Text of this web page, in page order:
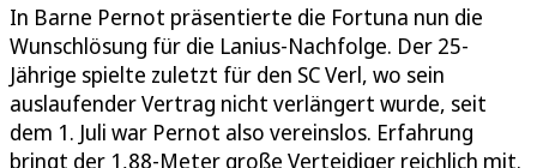
In Barne Pernot präsentierte die Fortuna nun die
Wunschlösung für die Lanius-Nachfolge. Der 25-
Jährige spielte zuletzt für den SC Verl, wo sein
auslaufender Vertrag nicht verlängert wurde, seit
dem 1. Juli war Pernot also vereinslos. Erfahrung
bringt der 1,88-Meter große Verteidiger reichlich mit.